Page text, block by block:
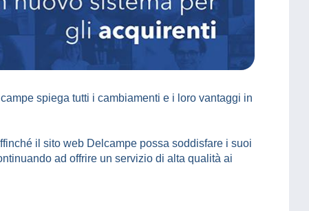
spiega tutti i cambiamenti e i loro vantaggi in
il sito web Delcampe possa soddisfare i suoi
ad offrire un servizio di alta qualità ai